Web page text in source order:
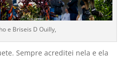
e Briseis D Ouilly,
Sempre acreditei nela e ela